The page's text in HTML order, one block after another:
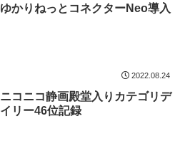
ゆかりねっとコネクターNeo導入
2022.08.24
ニコニコ静画殿堂入りカテゴリデ
イリー46位記録